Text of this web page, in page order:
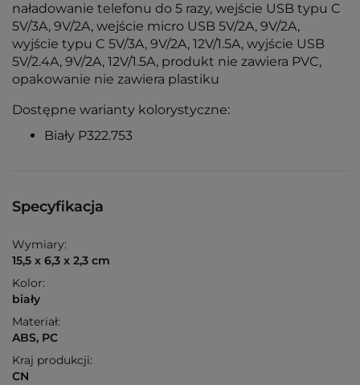
naładowanie telefonu do 5 razy, wejście USB typu C
5V/3A, 9V/2A, wejście micro USB 5V/2A, 9V/2A,
wyjście typu C 5V/3A, 9V/2A, 12V/1.5A, wyjście USB
5V/2.4A, 9V/2A, 12V/1.5A, produkt nie zawiera PVC,
opakowanie nie zawiera plastiku
Dostępne warianty kolorystyczne:
Biały P322.753
Specyfikacja
Wymiary:
15,5 x 6,3 x 2,3 cm
Kolor:
biały
Materiał:
ABS, PC
Kraj produkcji:
CN